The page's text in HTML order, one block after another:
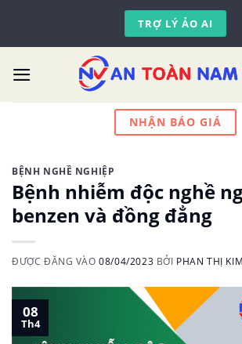
content
TRỢ LÝ ẢO AI
NHẬN BÁO GIÁ
BỆNH NGHỀ NGHIỆP
Bệnh nhiễm độc nghề
benzen và đồng đẳng
ĐƯỢC ĐĂNG VÀO08/04/2023 BỞI PHAN THỊ
08
Th4